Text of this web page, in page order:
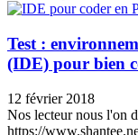
Test :
(IDE) pour bien
12 février 2018
Nos lecteur nous l'on
https://